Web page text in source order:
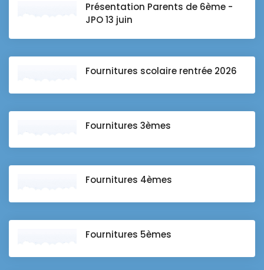
Présentation Parents de 6ème -
JPO 13 juin
Fournitures scolaire rentrée 2026
Fournitures 3èmes
Fournitures 4èmes
Fournitures 5èmes